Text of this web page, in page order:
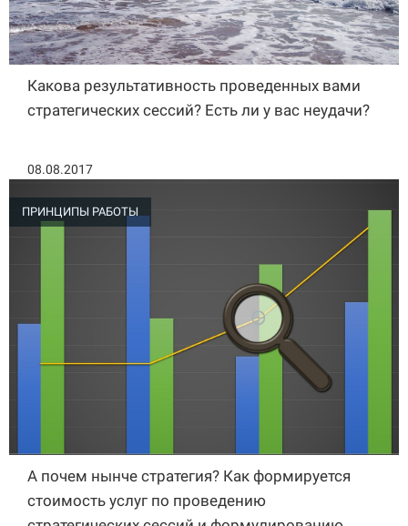
Какова результативность проведенных вами
стратегических сессий? Есть ли у вас неудачи?
08.08.2017
ПРИНЦИПЫ РАБОТЫ
А почем нынче стратегия? Как формируется
стоимость услуг по проведению